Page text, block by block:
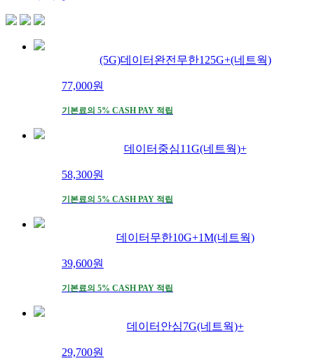
(5G)데이터완전무한125G+(네트웍)
77,000원
기본료의 5% CASH PAY 적립
데이터중심11G(네트웍)+
58,300원
기본료의 5% CASH PAY 적립
데이터무한10G+1M(네트웍)
39,600원
기본료의 5% CASH PAY 적립
데이터안심7G(네트웍)+
29,700원